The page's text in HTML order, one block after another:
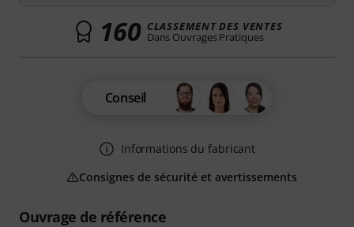
Ouvrage de référence
160 CLASSEMENT DES VENTES
Dans Ouvrages Pratiques
Conseil
Informations du fabricant
Consignes de sécurité et avertissements